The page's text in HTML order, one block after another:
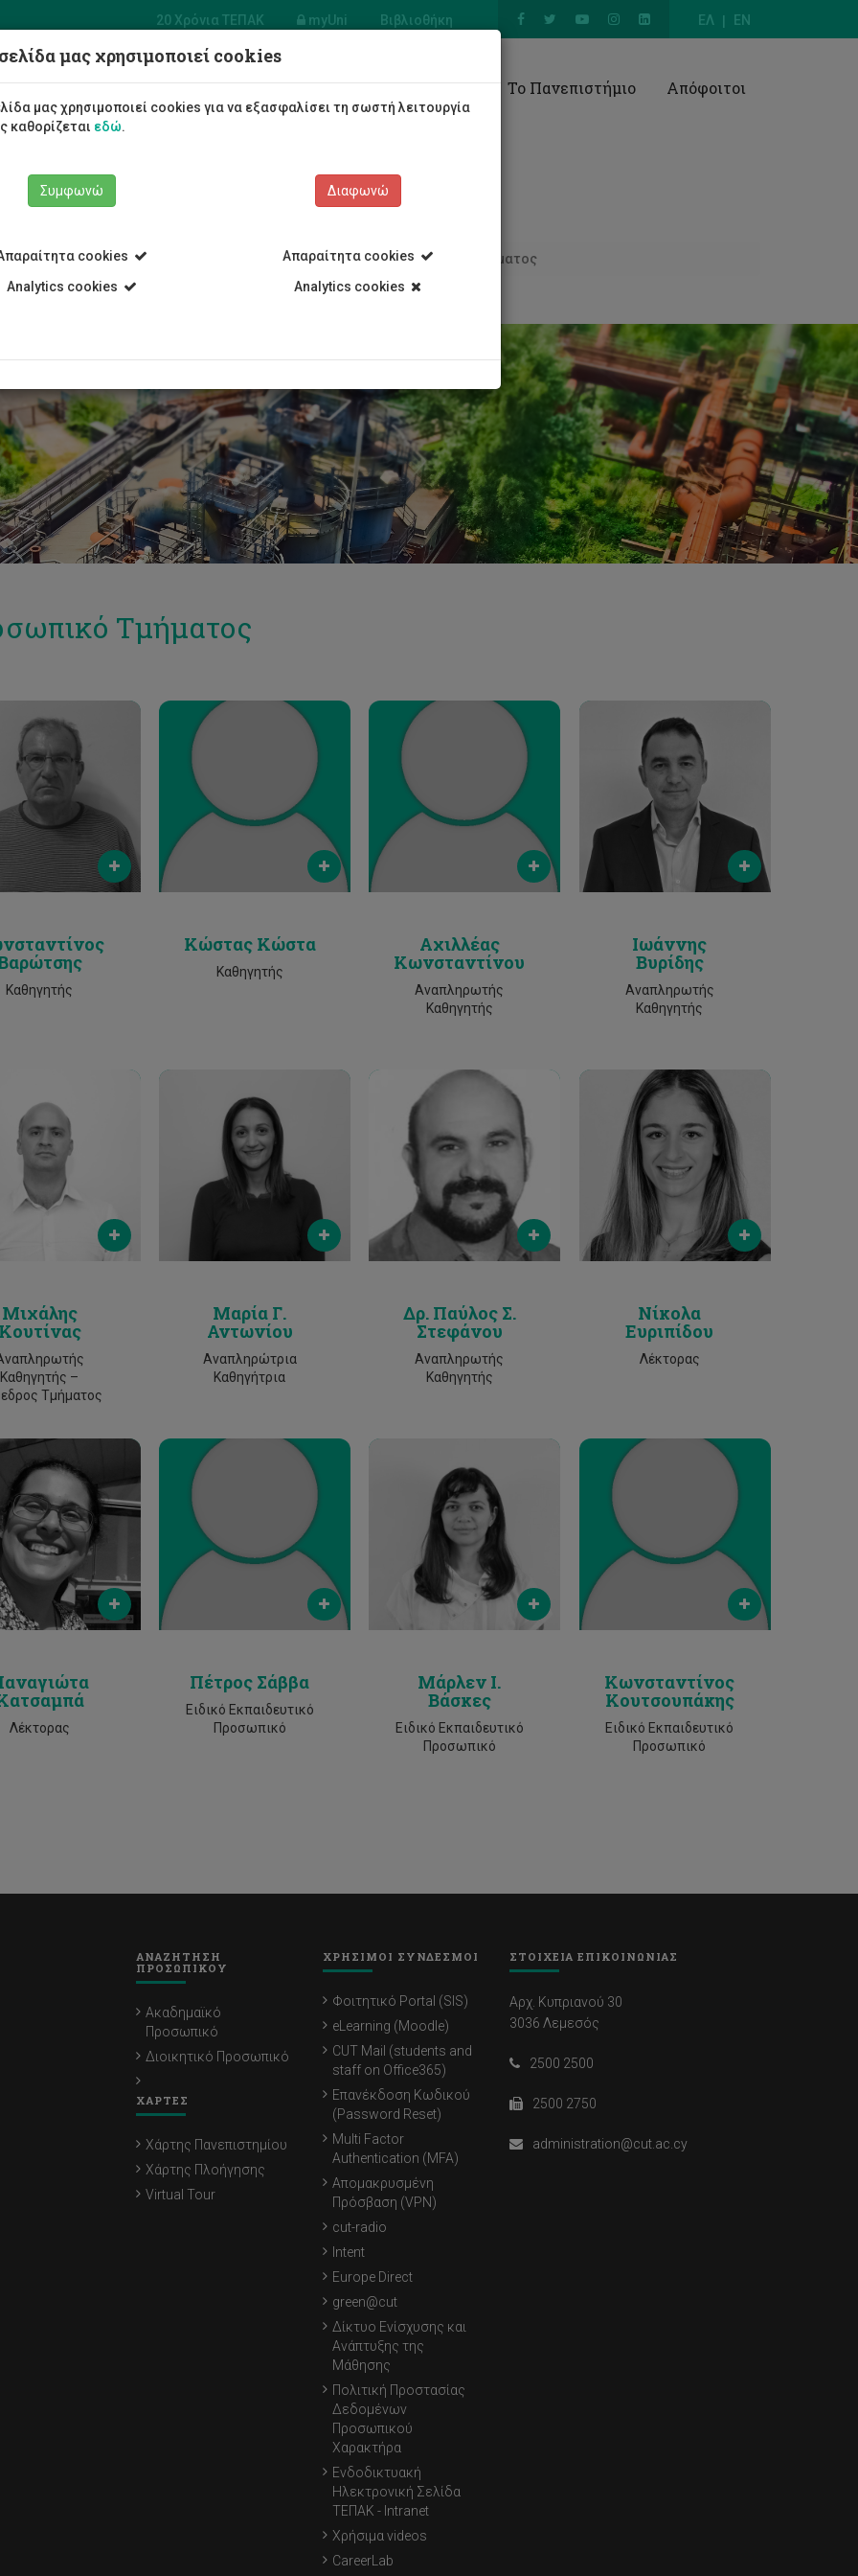
ΕΛ EN
20 Χρόνια ΤΕΠΑΚ myUni Βιβλιοθήκη
Χημικών
Φοιτητές/τριες Σπουδές Έρευνα Το Πανεπιστήμιο Απόφοιτοι
Περιβάλλοντος Τμήμα Χημικών Μηχανικών Προσωπικό Τμήματος
Τμήματος
Email
Phone
2500 2451
Καθηγητής
costas.costa@cut.ac.cy
Κώστας Κώστα
Καθηγητής
a.konstantinou@cut.ac.cy
Αχιλλέας
Κωνσταντίνου
Αναπληρωτής
Καθηγητής
Email
ioannis.vyrides@cut.ac.cy
Phone
2500 2218
Ιωάννης
Βυρίδης
Αναπληρωτής
Καθηγητής
Email
Phone
Μιχάλης
Κουτίνας
Καθηγητής –
Τμήματος
Email
maria.antoniou@cut.ac.cy
Μαρία Γ.
Αντωνίου
Αναπληρώτρια
Καθηγήτρια
Email
pavlos.stefanou@cut.ac.cy
Phone
25-002394
Δρ. Παύλος Σ.
Στεφάνου
Αναπληρωτής
Καθηγητής
Email
nikola.evripidou@cut.ac.cy
Phone
25-002394
Νίκολα
Ευριπίδου
Λέκτορας
Email
Phone
25002340
Λέκτορας
petros.g.savva@cut.ac.cy
Πέτρος Σάββα
Ειδικό Εκπαιδευτικό
Προσωπικό
Email
marlen.vasquez@cut.ac.cy
Phone
2500 2603
Μάρλεν Ι.
Βάσκες
Ειδικό Εκπαιδευτικό
Προσωπικό
c.koutsoupakis@cut.ac.cy
Κωνσταντίνος
Κουτσουπάκης
Ειδικό Eκπαιδευτικό
Προσωπικό
ΑΝΑΖΗΤΗΣΗ
ΠΡΟΣΩΠΙΚΟΥ
Ακαδημαϊκό
Προσωπικό
Διοικητικό Προσωπικό
ΧΑΡΤΕΣ
Χάρτης Πανεπιστημίου
Χάρτης Πλοήγησης
Virtual Tour
ΧΡΗΣΙΜΟΙ ΣΥΝΔΕΣΜΟΙ
Φοιτητικό Portal (SIS)
eLearning (Moodle)
CUT Mail (students and
staff on Office365)
Επανέκδοση Κωδικού
(Password Reset)
Multi Factor
Authentication (MFA)
Απομακρυσμένη
Πρόσβαση (VPN)
cut-radio
Intent
Europe Direct
green@cut
Δίκτυο Ενίσχυσης και
Ανάπτυξης της
Μάθησης
Πολιτική Προστασίας
Δεδομένων
Προσωπικού
Χαρακτήρα
Ενδοδικτυακή
Ηλεκτρονική Σελίδα
ΤΕΠΑΚ - Intranet
Χρήσιμα videos
CareerLab
ΣΤΟΙΧΕΙΑ ΕΠΙΚΟΙΝΩΝΙΑΣ
Αρχ. Κυπριανού 30
3036 Λεμεσός
2500 2500
2500 2750
administration@cut.ac.cy
μας χρησιμοποιεί cookies
μας χρησιμοποιεί cookies για να εξασφαλίσει τη σωστή λειτουργία
καθορίζεται εδώ.
Συμφωνώ
cookies
Analytics cookies
Διαφωνώ
Απαραίτητα cookies
Analytics cookies